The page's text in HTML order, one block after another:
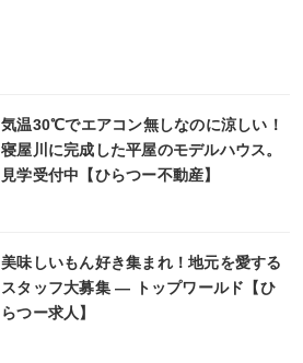
気温30℃でエアコン無しなのに涼しい！
寝屋川に完成した平屋のモデルハウス。
見学受付中【ひらつー不動産】
美味しいもん好き集まれ！地元を愛する
スタッフ大募集 ― トップワールド【ひ
らつー求人】